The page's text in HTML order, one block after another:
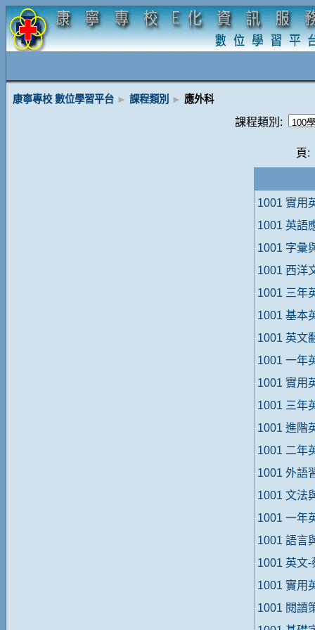
康寧專校 數位學習平台 ► 課程類別 ► 應外科
課程類別:
頁
1001 實用
1001 英語
1001 字彙
1001 西洋
1001 三年
1001 基本
1001 英文
1001 一年
1001 實用
1001 三年
1001 進階
1001 二年
1001 外語
1001 文法
1001 一年
1001 語言
1001 英文-
1001 實用
1001 閱讀